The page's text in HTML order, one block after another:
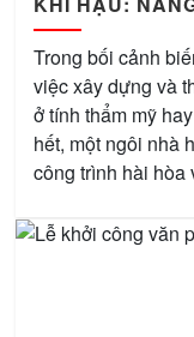
Trong bối cảnh
việc xây dựng và
ở tính thẩm mỹ
hết, một ngôi nhà
công trình hài